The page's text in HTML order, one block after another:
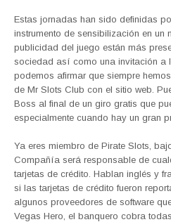
Estas jornadas han sido definidas
instrumento de sensibilización en un
publicidad del juego están más
sociedad así como una invitación a
podemos afirmar que siempre
de Mr Slots Club con el sitio web.
Boss al final de un giro gratis que
especialmente cuando hay un gran
Ya eres miembro de Pirate Slots,
Compañía será responsable de
tarjetas de crédito. Hablan inglés y
si las tarjetas de crédito fueron
algunos proveedores de software
Vegas Hero, el banquero cobra